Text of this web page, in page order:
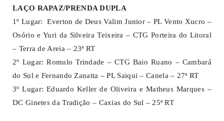
LAÇO RAPAZ/PRENDA DUPLA
1º Lugar: Everton de Deus Valim Junior – PL Vento Xucro –
Osório e Yuri da Silveira Teixeira – CTG Porteira do Litoral
– Terra de Areia – 23ª RT
2º Lugar: Romulo Trindade – CTG Baio Ruano – Cambará
do Sul e Fernando Zanatta – PL Saiqui – Canela – 27ª RT
3º Lugar: Eduardo Keller de Oliveira e Matheus Marques –
DC Ginetes da Tradição – Caxias do Sul – 25ª RT